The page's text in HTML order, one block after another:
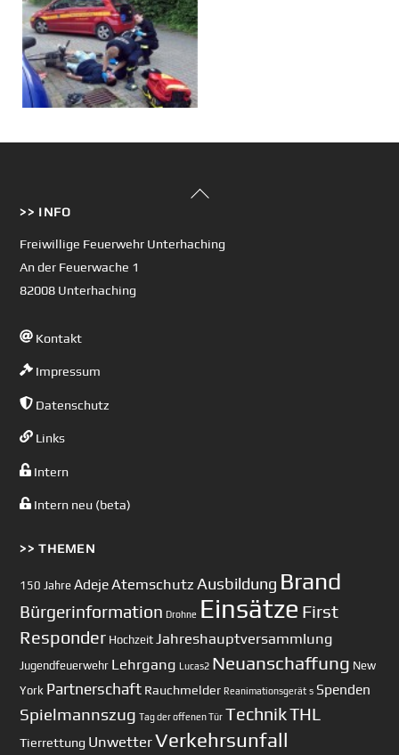
Back
>> INFO
Freiwillige Feuerwehr Unterhaching
An der Feuerwache 1
82008 Unterhaching
Kontakt
Impressum
Datenschutz
Links
Intern
Intern neu (beta)
>> THEMEN
150 Jahre AdejeAtemschutz Ausbildung Brand
Bürgerinformation Drohne Einsätze First
Responder Hochzeit Jahreshauptversammlung
Jugendfeuerwehr Lehrgang Lucas2 Neuanschaffung New
York Partnerschaft Rauchmelder Reanimationsgerät s Spenden
Spielmannszug Tag der offenen Tür TechnikTHL
Tierrettung UnwetterVerkehrsunfall